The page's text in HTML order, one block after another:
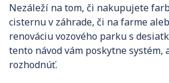
Nezáleží na tom, či nakupujete
cisternu v záhrade, či na farme
renováciu vozového parku s
tento návod vám poskytne systém,
rozhodnúť.